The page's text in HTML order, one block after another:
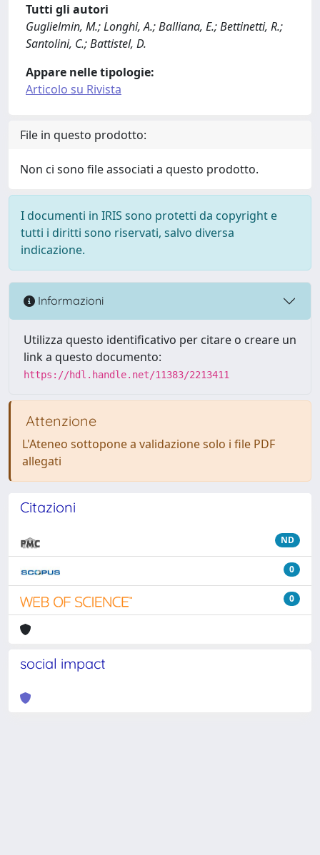
Tutti gli autori
Guglielmin, M.; Longhi, A.; Balliana, E.; Bettinetti, R.;
Santolini, C.; Battistel, D.
Appare nelle tipologie:
Articolo su Rivista
File in questo prodotto:
Non ci sono file associati a questo prodotto.
I documenti in IRIS sono protetti da copyright e
tutti i diritti sono riservati, salvo diversa
indicazione.
Informazioni
Utilizza questo identificativo per citare o creare un
link a questo documento:
https://hdl.handle.net/11383/2213411
Attenzione
L'Ateneo sottopone a validazione solo i file PDF
allegati
Citazioni
ND
0
0
social impact